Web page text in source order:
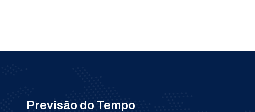
Previsão do Tempo